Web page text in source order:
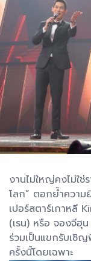
งานไม่ใหญ่คงไม่ใช่
โลก” ตอกย้ำควา
เปอร์สตาร์เกาหลี
(เรน) หรือ จองจีฮุ
ร่วมเป็นแขกรับเชิ
ครั้งนี้โดยเฉพาะ